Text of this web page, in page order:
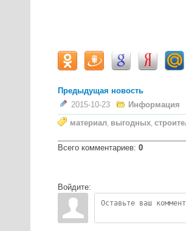
Предыдущая новость
2015-10-23
Информация
материал выгодных
Всего комментариев: 0
Войдите: